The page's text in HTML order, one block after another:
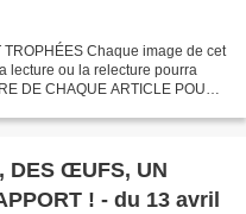
Chaque image de cet
lecture ou la relecture pourra
DE CHAQUE ARTICLE POUR
! - du 13 avril